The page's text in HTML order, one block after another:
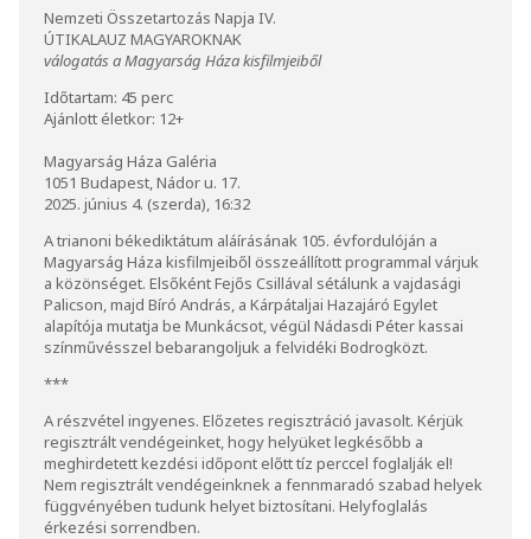
Nemzeti Összetartozás Napja IV.
ÚTIKALAUZ MAGYAROKNAK
válogatás a Magyarság Háza kisfilmjeiből
Időtartam: 45 perc
Ajánlott életkor: 12+
Magyarság Háza Galéria
1051 Budapest, Nádor u. 17.
2025. június 4. (szerda), 16:32
A trianoni békediktátum aláírásának 105. évfordulóján a
Magyarság Háza kisfilmjeiből összeállított programmal várjuk
a közönséget. Elsőként Fejős Csillával sétálunk a vajdasági
Palicson, majd Bíró András, a Kárpátaljai Hazajáró Egylet
alapítója mutatja be Munkácsot, végül Nádasdi Péter kassai
színművésszel bebarangoljuk a felvidéki Bodrogközt.
***
A részvétel ingyenes. Előzetes regisztráció javasolt. Kérjük
regisztrált vendégeinket, hogy helyüket legkésőbb a
meghirdetett kezdési időpont előtt tíz perccel foglalják el!
Nem regisztrált vendégeinknek a fennmaradó szabad helyek
függvényében tudunk helyet biztosítani. Helyfoglalás
érkezési sorrendben.